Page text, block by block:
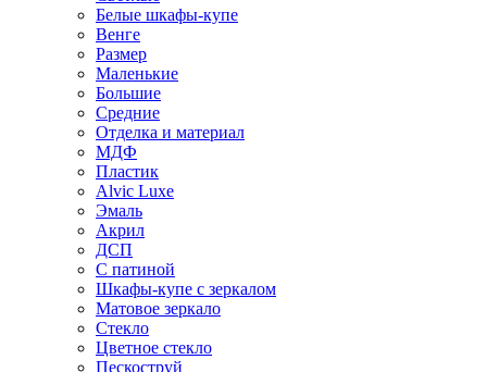
Белые шкафы-купе
Венге
Размер
Маленькие
Большие
Средние
Отделка и материал
МДФ
Пластик
Alvic Luxe
Эмаль
Акрил
ДСП
С патиной
Шкафы-купе с зеркалом
Матовое зеркало
Стекло
Цветное стекло
Пескоструй